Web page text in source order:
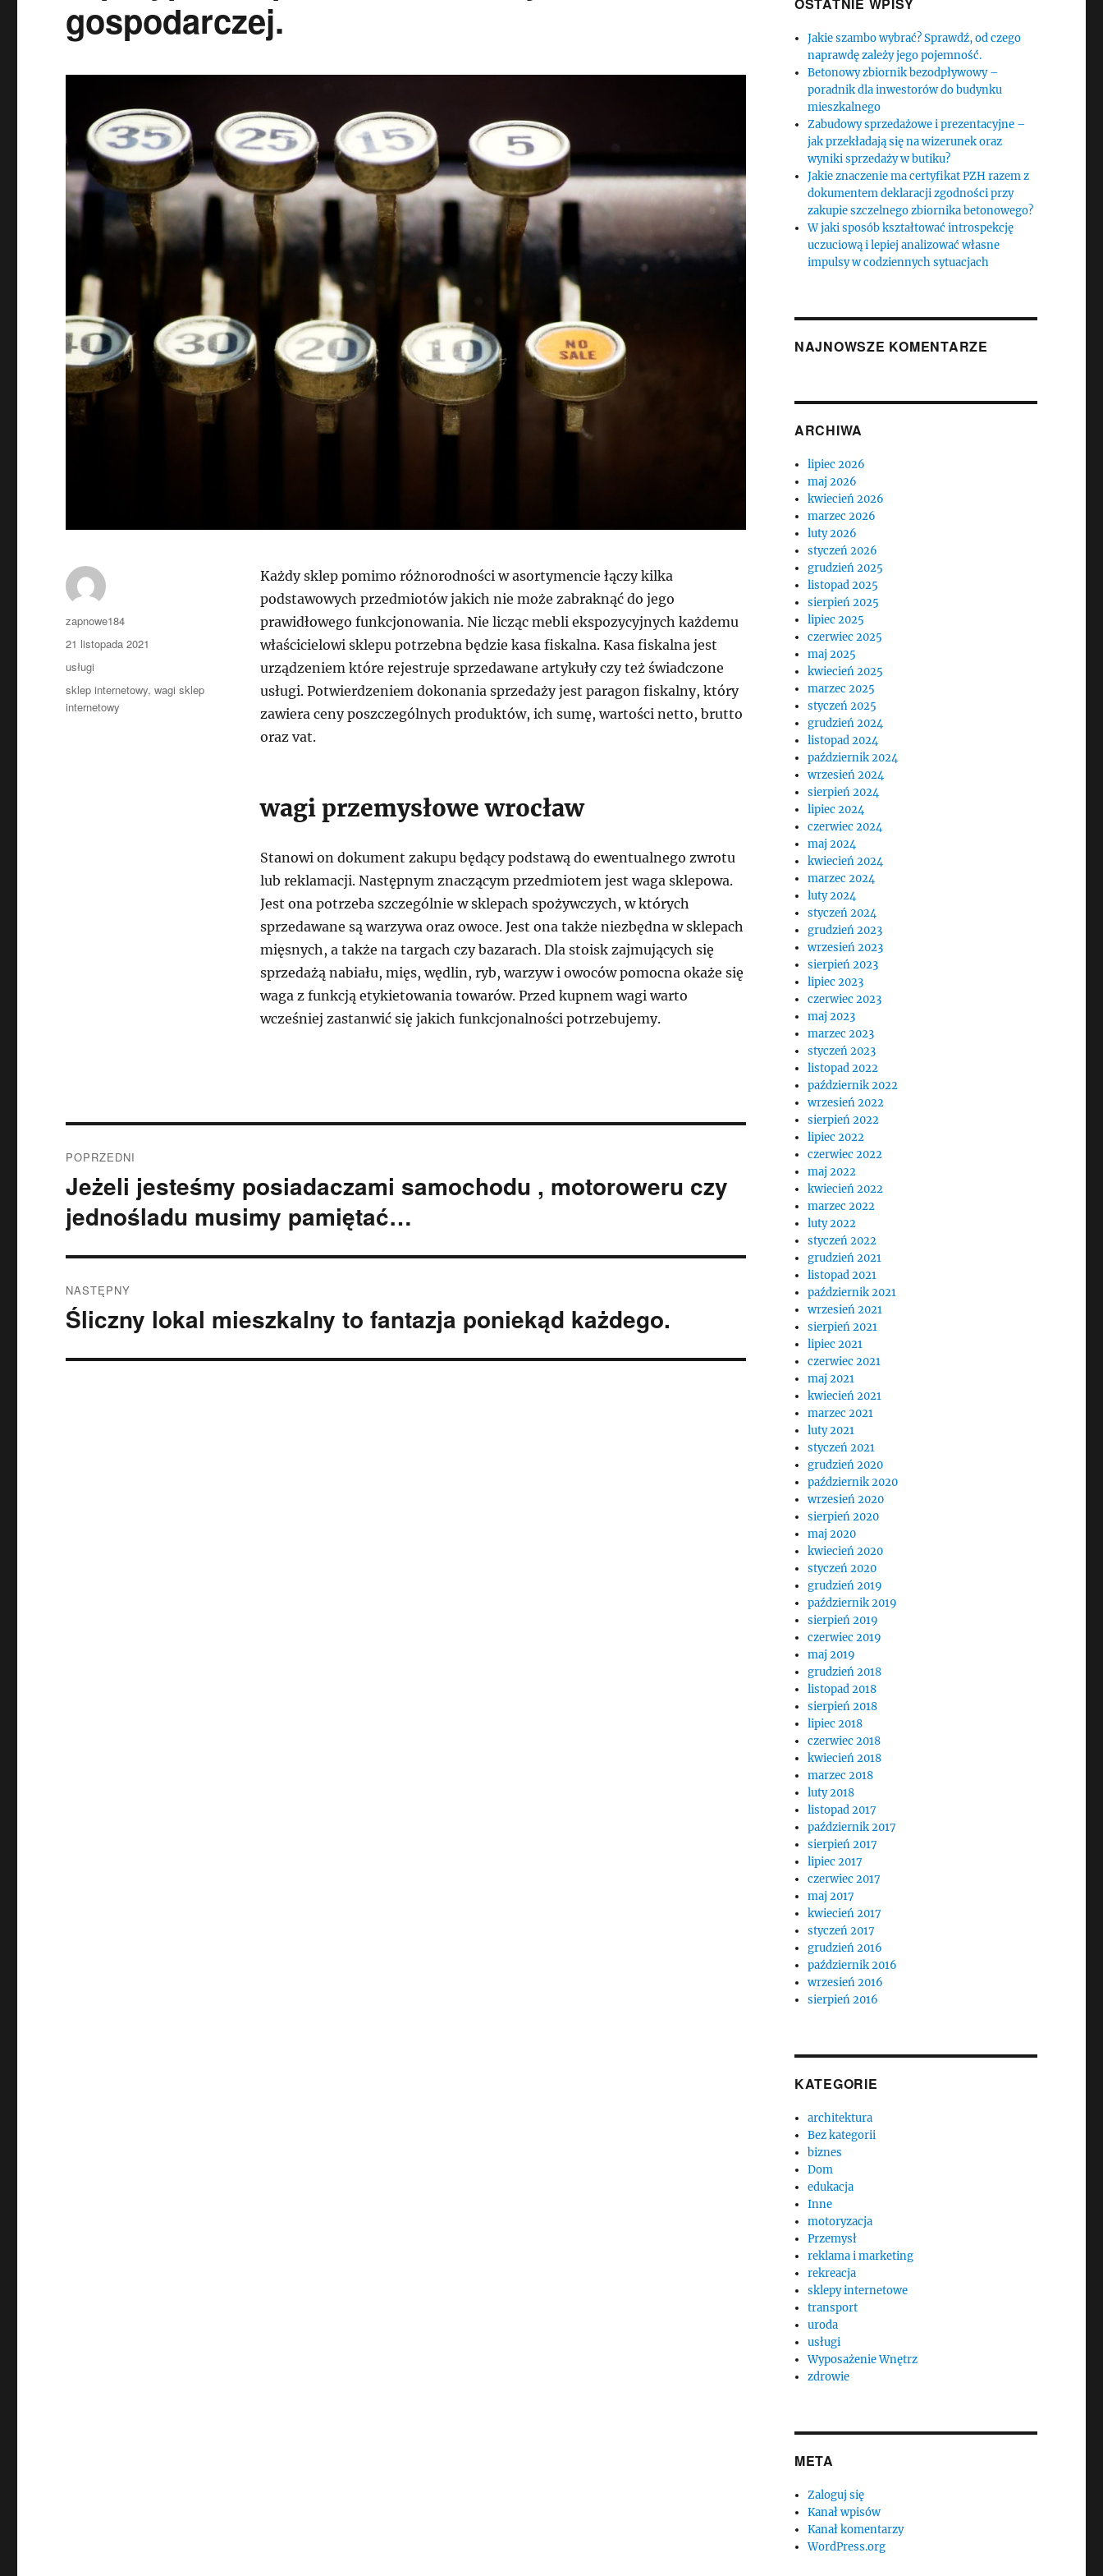
gospodarczej.
Każdy sklep pomimo różnorodności w asortymencie łączy kilka
podstawowych przedmiotów jakich nie może zabraknąć do jego
prawidłowego funkcjonowania. Nie licząc mebli ekspozycyjnych każdemu
właścicielowi sklepu potrzebna będzie kasa fiskalna. Kasa fiskalna jest
urządzeniem które rejestruje sprzedawane artykuły czy też świadczone
usługi. Potwierdzeniem dokonania sprzedaży jest paragon fiskalny, który
zawiera ceny poszczególnych produktów, ich sumę, wartości netto, brutto
oraz vat.
wagi przemysłowe wrocław
Stanowi on dokument zakupu będący podstawą do ewentualnego zwrotu
lub reklamacji. Następnym znaczącym przedmiotem jest waga sklepowa.
Jest ona potrzeba szczególnie w sklepach spożywczych, w których
sprzedawane są warzywa oraz owoce. Jest ona także niezbędna w sklepach
mięsnych, a także na targach czy bazarach. Dla stoisk zajmujących się
sprzedażą nabiału, mięs, wędlin, ryb, warzyw i owoców pomocna okaże się
waga z funkcją etykietowania towarów. Przed kupnem wagi warto
wcześniej zastanwić się jakich funkcjonalności potrzebujemy.
Autor
zapnowe184
Data
publikacji
21 listopada 2021
Kategorie
usługi
Tagi
sklep internetowy,wagi sklep
internetowy
wpisu
POPRZEDNI
Poprzedni
wpis:
Jeżeli jesteśmy posiadaczami samochodu , motoroweru czy
jednośladu musimy pamiętać…
NASTĘPNY
Następny
Śliczny lokal mieszkalny to fantazja poniekąd każdego.
Jakie szambo wybrać? Sprawdź, od czego
naprawdę zależy jego pojemność.
Betonowy zbiornik bezodpływowy –
poradnik dla inwestorów do budynku
mieszkalnego
Zabudowy sprzedażowe i prezentacyjne –
jak przekładają się na wizerunek oraz
wyniki sprzedaży w butiku?
Jakie znaczenie ma certyfikat PZH razem z
dokumentem deklaracji zgodności przy
zakupie szczelnego zbiornika betonowego?
W jaki sposób kształtować introspekcję
uczuciową i lepiej analizować własne
impulsy w codziennych sytuacjach
NAJNOWSZE KOMENTARZE
ARCHIWA
lipiec 2026
maj 2026
kwiecień 2026
marzec 2026
luty 2026
styczeń 2026
grudzień 2025
listopad 2025
sierpień 2025
lipiec 2025
czerwiec 2025
maj 2025
kwiecień 2025
marzec 2025
styczeń 2025
grudzień 2024
listopad 2024
październik 2024
wrzesień 2024
sierpień 2024
lipiec 2024
czerwiec 2024
maj 2024
kwiecień 2024
marzec 2024
luty 2024
styczeń 2024
grudzień 2023
wrzesień 2023
sierpień 2023
lipiec 2023
czerwiec 2023
maj 2023
marzec 2023
styczeń 2023
listopad 2022
październik 2022
wrzesień 2022
sierpień 2022
lipiec 2022
czerwiec 2022
maj 2022
kwiecień 2022
marzec 2022
luty 2022
styczeń 2022
grudzień 2021
listopad 2021
październik 2021
wrzesień 2021
sierpień 2021
lipiec 2021
czerwiec 2021
maj 2021
kwiecień 2021
marzec 2021
luty 2021
styczeń 2021
grudzień 2020
październik 2020
wrzesień 2020
sierpień 2020
maj 2020
kwiecień 2020
styczeń 2020
grudzień 2019
październik 2019
sierpień 2019
czerwiec 2019
maj 2019
grudzień 2018
listopad 2018
sierpień 2018
lipiec 2018
czerwiec 2018
kwiecień 2018
marzec 2018
luty 2018
listopad 2017
październik 2017
sierpień 2017
lipiec 2017
czerwiec 2017
maj 2017
kwiecień 2017
styczeń 2017
grudzień 2016
październik 2016
wrzesień 2016
sierpień 2016
KATEGORIE
architektura
Bez kategorii
biznes
Dom
edukacja
Inne
motoryzacja
Przemysł
reklama i marketing
rekreacja
sklepy internetowe
transport
uroda
usługi
Wyposażenie Wnętrz
zdrowie
META
Zaloguj się
Kanał wpisów
Kanał komentarzy
WordPress.org